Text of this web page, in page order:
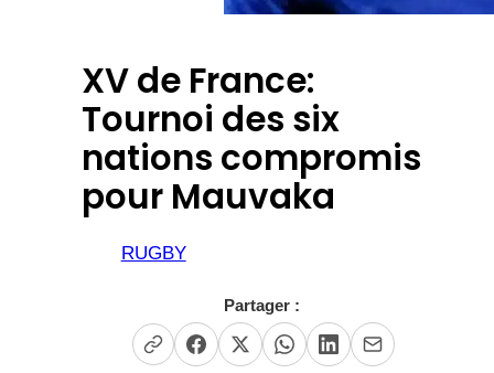
XV de France:
Tournoi des six
nations compromis
pour Mauvaka
RUGBY
Partager :